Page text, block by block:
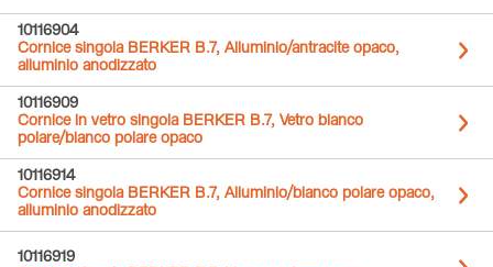
10116904
Cornice singola BERKER B.7, Alluminio/antracite opaco,
alluminio anodizzato
10116909
Cornice in vetro singola BERKER B.7, Vetro bianco
polare/bianco polare opaco
10116914
Cornice singola BERKER B.7, Alluminio/bianco polare opaco,
alluminio anodizzato
10116919